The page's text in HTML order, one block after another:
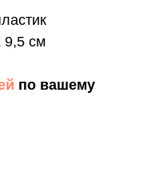
9,5 см
по вашему